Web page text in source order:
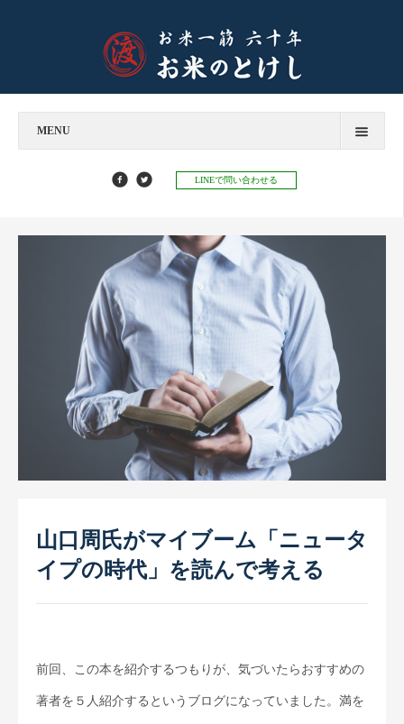
MENU
飲食店様へ
お餅のとけし
お米マイスターコラム
お取引先インタビュー
CM（TV・ラジオ）
会社概要
一般のお客様へ
採用情報
LINEで問い合わせる
山口周氏がマイブーム「ニュータ
イプの時代」を読んで考える
前回、この本を紹介するつもりが、気づいたらおすすめの
著者を５人紹介するというブログになっていました。満を